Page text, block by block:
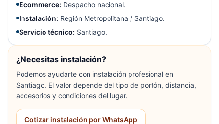
Ecommerce: Despacho nacional.
Instalación: Región Metropolitana / Santiago.
Servicio técnico: Santiago.
¿Necesitas instalación?
Podemos ayudarte con instalación profesional en
Santiago. El valor depende del tipo de portón, distancia,
accesorios y condiciones del lugar.
Cotizar instalación por WhatsApp